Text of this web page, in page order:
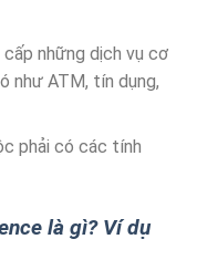
những dịch vụ cơ
như ATM, tín dụng,
phải có các tính
là gì? Ví dụ